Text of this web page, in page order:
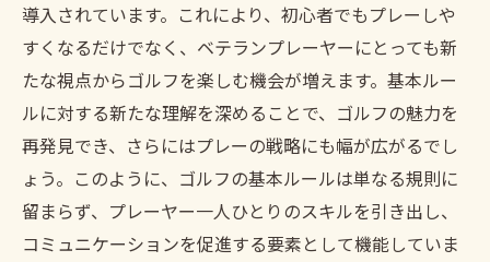
トラブル回避のための必須ルール
ゴルフ場でのトラブル防止策
ルール違反を避けるためのポイント
安心してプレーするためのルール知識
トラブルを避けるためのルール変更点
ゴルフの奥深さを理解するためのルールガイド
ルールが教えるゴルフの奥深さ
導入されています。これにより、初心者でもプレーしや
すくなるだけでなく、ベテランプレーヤーにとっても新
たな視点からゴルフを楽しむ機会が増えます。基本ルー
ルに対する新たな理解を深めることで、ゴルフの魅力を
再発見でき、さらにはプレーの戦略にも幅が広がるでし
ょう。このように、ゴルフの基本ルールは単なる規則に
留まらず、プレーヤー一人ひとりのスキルを引き出し、
コミュニケーションを促進する要素として機能していま